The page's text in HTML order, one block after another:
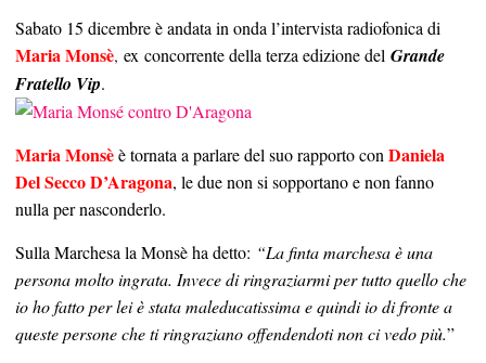
Sabato 15 dicembre è andata in onda l’intervista radiofonica di
Maria Monsè, ex concorrente della terza edizione del Grande
Fratello Vip.
Maria Monsèè tornata a parlare del suo rapporto conDaniela
Del Secco D’Aragona, le due non si sopportano e non fanno
nulla per nasconderlo.
Sulla Marchesa la Monsè ha detto: “La finta marchesa è una
persona molto ingrata. Invece di ringraziarmi per tutto quello che
io ho fatto per lei è stata maleducatissima e quindi io di fronte a
queste persone che ti ringraziano offendendoti non ci vedo più.”